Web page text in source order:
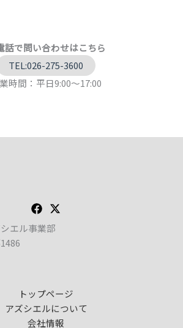
話で問い合わせはこちら
TEL:026-275-3600
時間：平日9:00～17:00
エル事業部
トップページ
アズシエルについて
会社情報